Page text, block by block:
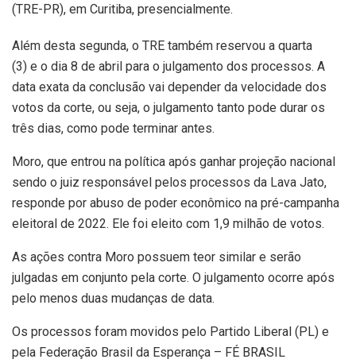
(TRE-PR), em Curitiba, presencialmente.
Além desta segunda, o TRE também reservou a quarta
(3) e o dia 8 de abril para o julgamento dos processos. A
data exata da conclusão vai depender da velocidade dos
votos da corte, ou seja, o julgamento tanto pode durar os
três dias, como pode terminar antes.
Moro, que entrou na política após ganhar projeção nacional
sendo o juiz responsável pelos processos da Lava Jato,
responde por abuso de poder econômico na pré-campanha
eleitoral de 2022. Ele foi eleito com 1,9 milhão de votos.
As ações contra Moro possuem teor similar e serão
julgadas em conjunto pela corte. O julgamento ocorre após
pelo menos duas mudanças de data.
Os processos foram movidos pelo Partido Liberal (PL) e
pela Federação Brasil da Esperança – FÉ BRASIL